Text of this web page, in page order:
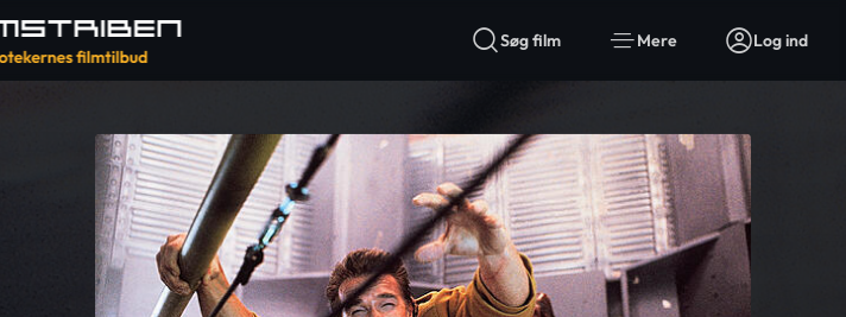
Søg film Mere Log ind